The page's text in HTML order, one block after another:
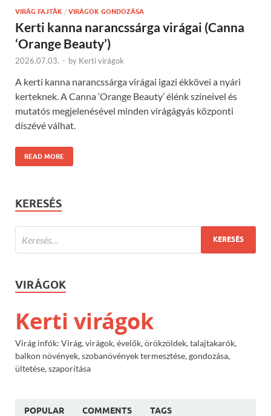
VIRÁG FAJTÁK / VIRÁGOK GONDOZÁSA
Kerti kanna narancssárga virágai (Canna
‘Orange Beauty’)
2026.07.03. - by Kerti virágok
A kerti kanna narancssárga virágai igazi ékkövei a nyári
kerteknek. A Canna ‘Orange Beauty’ élénk színeivel és
mutatós megjelenésével minden virágágyás központi
díszévé válhat.
READ MORE
KERESÉS
VIRÁGOK
Kerti virágok
Virág infók: Virág, virágok, évelők, örökzöldek, talajtakarók,
balkon növények, szobanövények termesztése, gondozása,
ültetése, szaporítása
POPULAR COMMENTS TAGS